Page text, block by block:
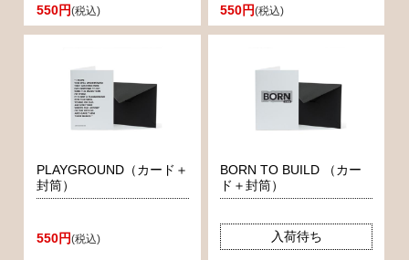
550円(税込) 550円(税込)
PLAYGROUND（カード＋
封筒）
550円(税込)
BORN TO BUILD （カー
ド＋封筒）
入荷待ち